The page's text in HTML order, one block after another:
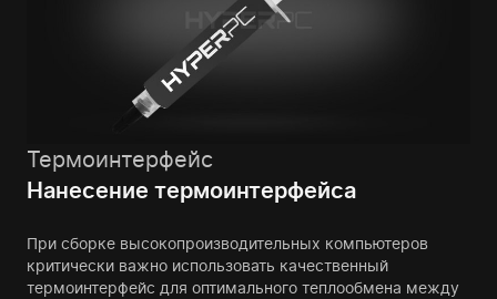
Термоинтерфейс
Нанесение термоинтерфейса
При сборке высокопроизводительных компьютеров
критически важно использовать качественный
термоинтерфейс для оптимального теплообмена между